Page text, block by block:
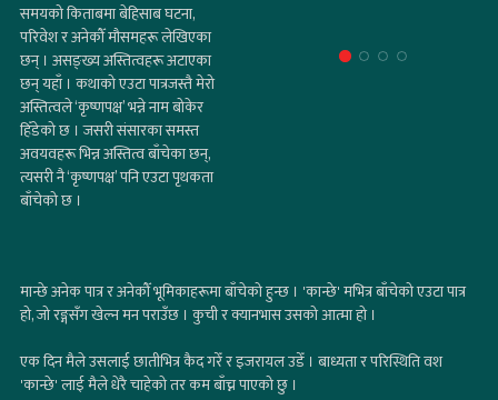
समयको किताबमा बेहिसाब घटना,
परिवेश र अनेकौँ मौसमहरू लेखिएका
छन् । असङ्ख्य अस्तित्वहरू अटाएका
छन् यहाँ । कथाको एउटा पात्रजस्तै मेरो
अस्तित्वले ‘कृष्णपक्ष’ भन्ने नाम बोकेर
हिँडेको छ । जसरी संसारका समस्त
अवयवहरू भिन्न अस्तित्व बाँचेका छन्,
त्यसरी नै ‘कृष्णपक्ष’ पनि एउटा पृथकता
बाँचेको छ ।
मान्छे अनेक पात्र र अनेकौँ भूमिकाहरूमा बाँचेको हुन्छ । 'कान्छे' मभित्र बाँचेको एउटा पात्र
हो, जो रङ्गसँग खेल्न मन पराउँछ । कुची र क्यानभास उसको आत्मा हो ।
एक दिन मैले उसलाई छातीभित्र कैद गरेँ र इजरायल उडेँ । बाध्यता र परिस्थिति वश
'कान्छे' लाई मैले धेरै चाहेको तर कम बाँच्न पाएको छु ।